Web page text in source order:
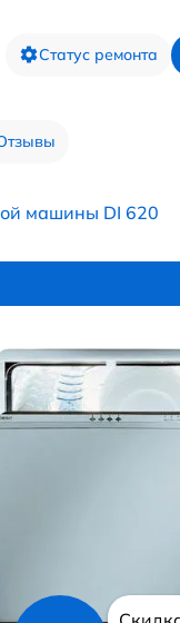
Статус ремонта
машины DI 620